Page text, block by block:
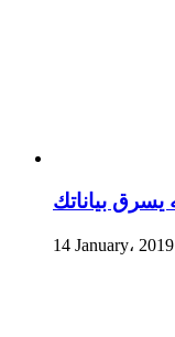
يسرق بياناتك
14 January، 2019